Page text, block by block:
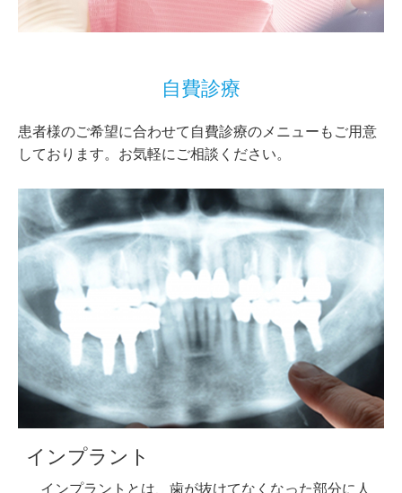
自費診療
患者様のご希望に合わせて自費診療のメニューもご用意
しております。お気軽にご相談ください。
インプラント
インプラントとは、歯が抜けてなくなった部分に人